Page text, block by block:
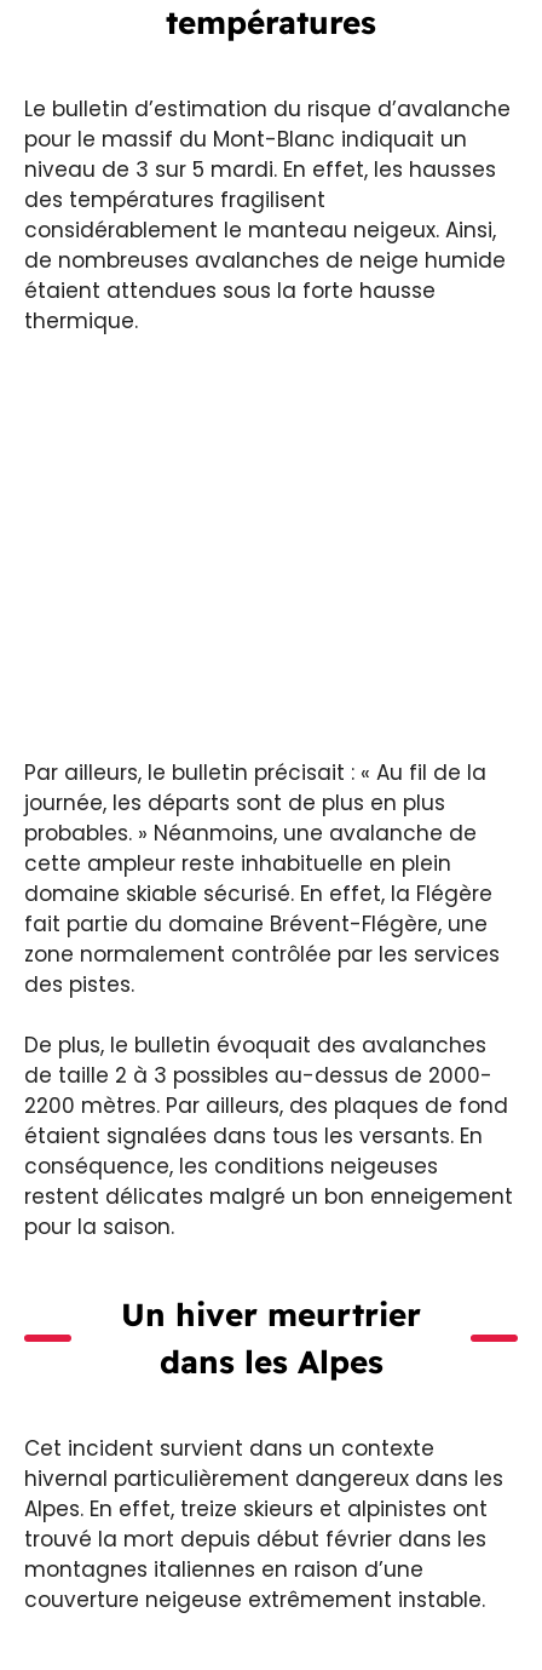
températures
Le bulletin d’estimation du risque d’avalanche
pour le massif du Mont-Blanc indiquait un
niveau de 3 sur 5 mardi. En effet, les hausses
des températures fragilisent
considérablement le manteau neigeux. Ainsi,
de nombreuses avalanches de neige humide
étaient attendues sous la forte hausse
thermique.
Par ailleurs, le bulletin précisait : « Au fil de la
journée, les départs sont de plus en plus
probables. » Néanmoins, une avalanche de
cette ampleur reste inhabituelle en plein
domaine skiable sécurisé. En effet, la Flégère
fait partie du domaine Brévent-Flégère, une
zone normalement contrôlée par les services
des pistes.
De plus, le bulletin évoquait des avalanches
de taille 2 à 3 possibles au-dessus de 2000-
2200 mètres. Par ailleurs, des plaques de fond
étaient signalées dans tous les versants. En
conséquence, les conditions neigeuses
restent délicates malgré un bon enneigement
pour la saison.
Un hiver meurtrier
dans les Alpes
Cet incident survient dans un contexte
hivernal particulièrement dangereux dans les
Alpes. En effet, treize skieurs et alpinistes ont
trouvé la mort depuis début février dans les
montagnes italiennes en raison d’une
couverture neigeuse extrêmement instable.